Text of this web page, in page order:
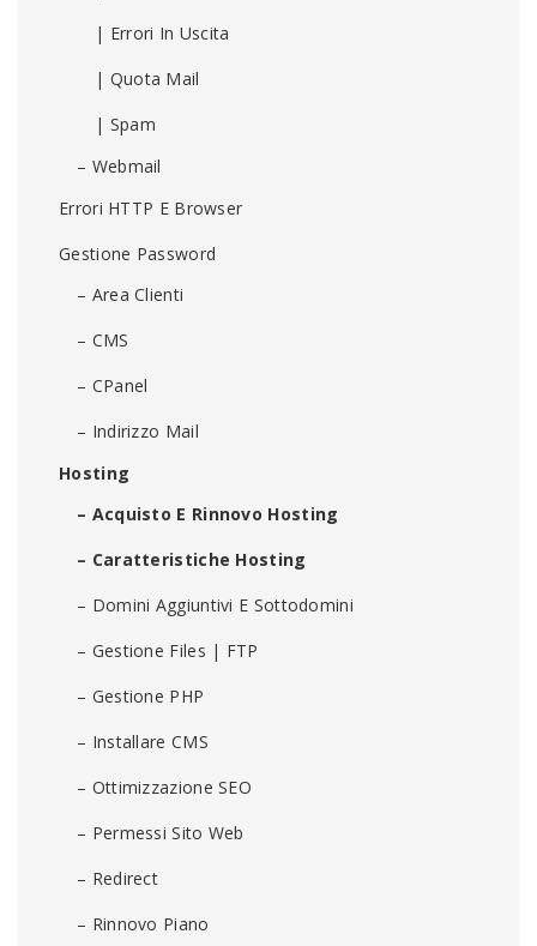
| Errori In Uscita
| Quota Mail
| Spam
– Webmail
Errori HTTP E Browser
Gestione Password
– Area Clienti
– CMS
– CPanel
– Indirizzo Mail
Hosting
– Acquisto E Rinnovo Hosting
– Caratteristiche Hosting
– Domini Aggiuntivi E Sottodomini
– Gestione Files | FTP
– Gestione PHP
– Installare CMS
– Ottimizzazione SEO
– Permessi Sito Web
– Redirect
– Rinnovo Piano